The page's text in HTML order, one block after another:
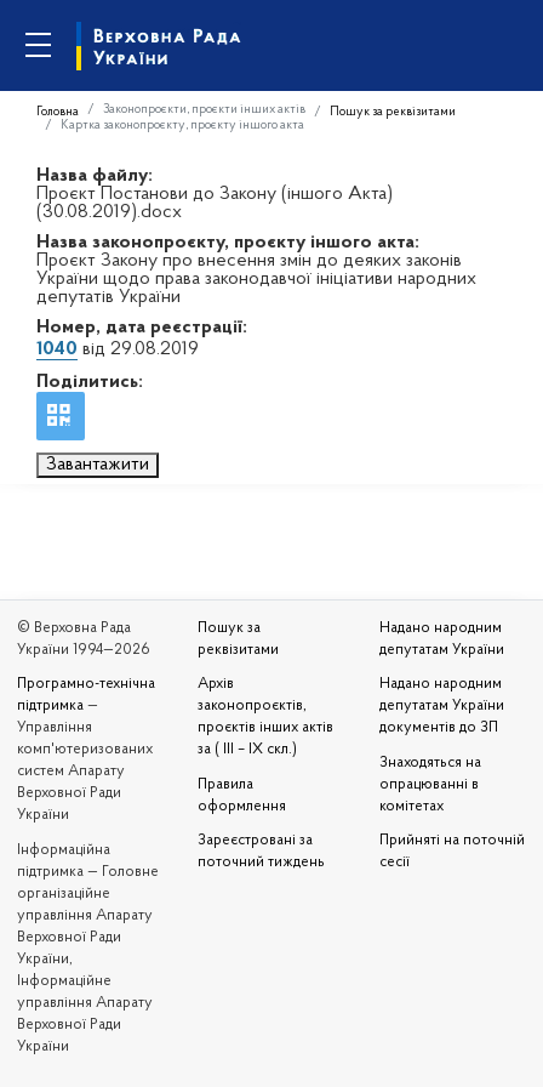
Головна Законопроєкти, проєкти інших актів
Пошук за реквізитами
Картка законопроєкту, проєкту іншого акта
Назва файлу:
Проєкт Постанови до Закону (іншого Акта)
(30.08.2019).docx
Назва законопроєкту, проєкту іншого акта:
Проєкт Закону про внесення змін до деяких законів
України щодо права законодавчої ініціативи народних
депутатів України
Номер, дата реєстрації:
1040 від 29.08.2019
Поділитись:
Завантажити
© Верховна Рада
України 1994—2026
Програмно-технічна
підтримка —
Управління
комп'ютеризованих
систем Апарату
Верховної Ради
України
Iнформаційна
підтримка — Головне
організаційне
управління Апарату
Верховної Ради
України,
Інформаційне
управління Апарату
Верховної Ради
України
Пошук за
реквізитами
Архів
законопроєктів,
проєктів інших актів
за ( III – IX скл.)
Правила
оформлення
Зареєстровані за
поточний тиждень
Надано народним
депутатам України
Надано народним
депутатам України
документів до ЗП
Знаходяться на
опрацюванні в
комітетах
Прийняті на поточній
сесії